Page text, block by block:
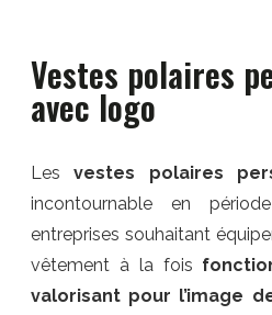
Vestes polaires
avec logo
Lesvestes polaires
incontournable en
entreprises souhaitant
vêtement à la fois
valorisant pour l’image